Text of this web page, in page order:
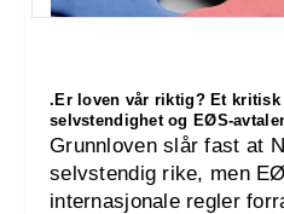
.Er loven vår riktig? Et kritisk
selvstendighet og EØS-
Grunnloven slår fast at
selvstendig rike, men
internasjonale regler